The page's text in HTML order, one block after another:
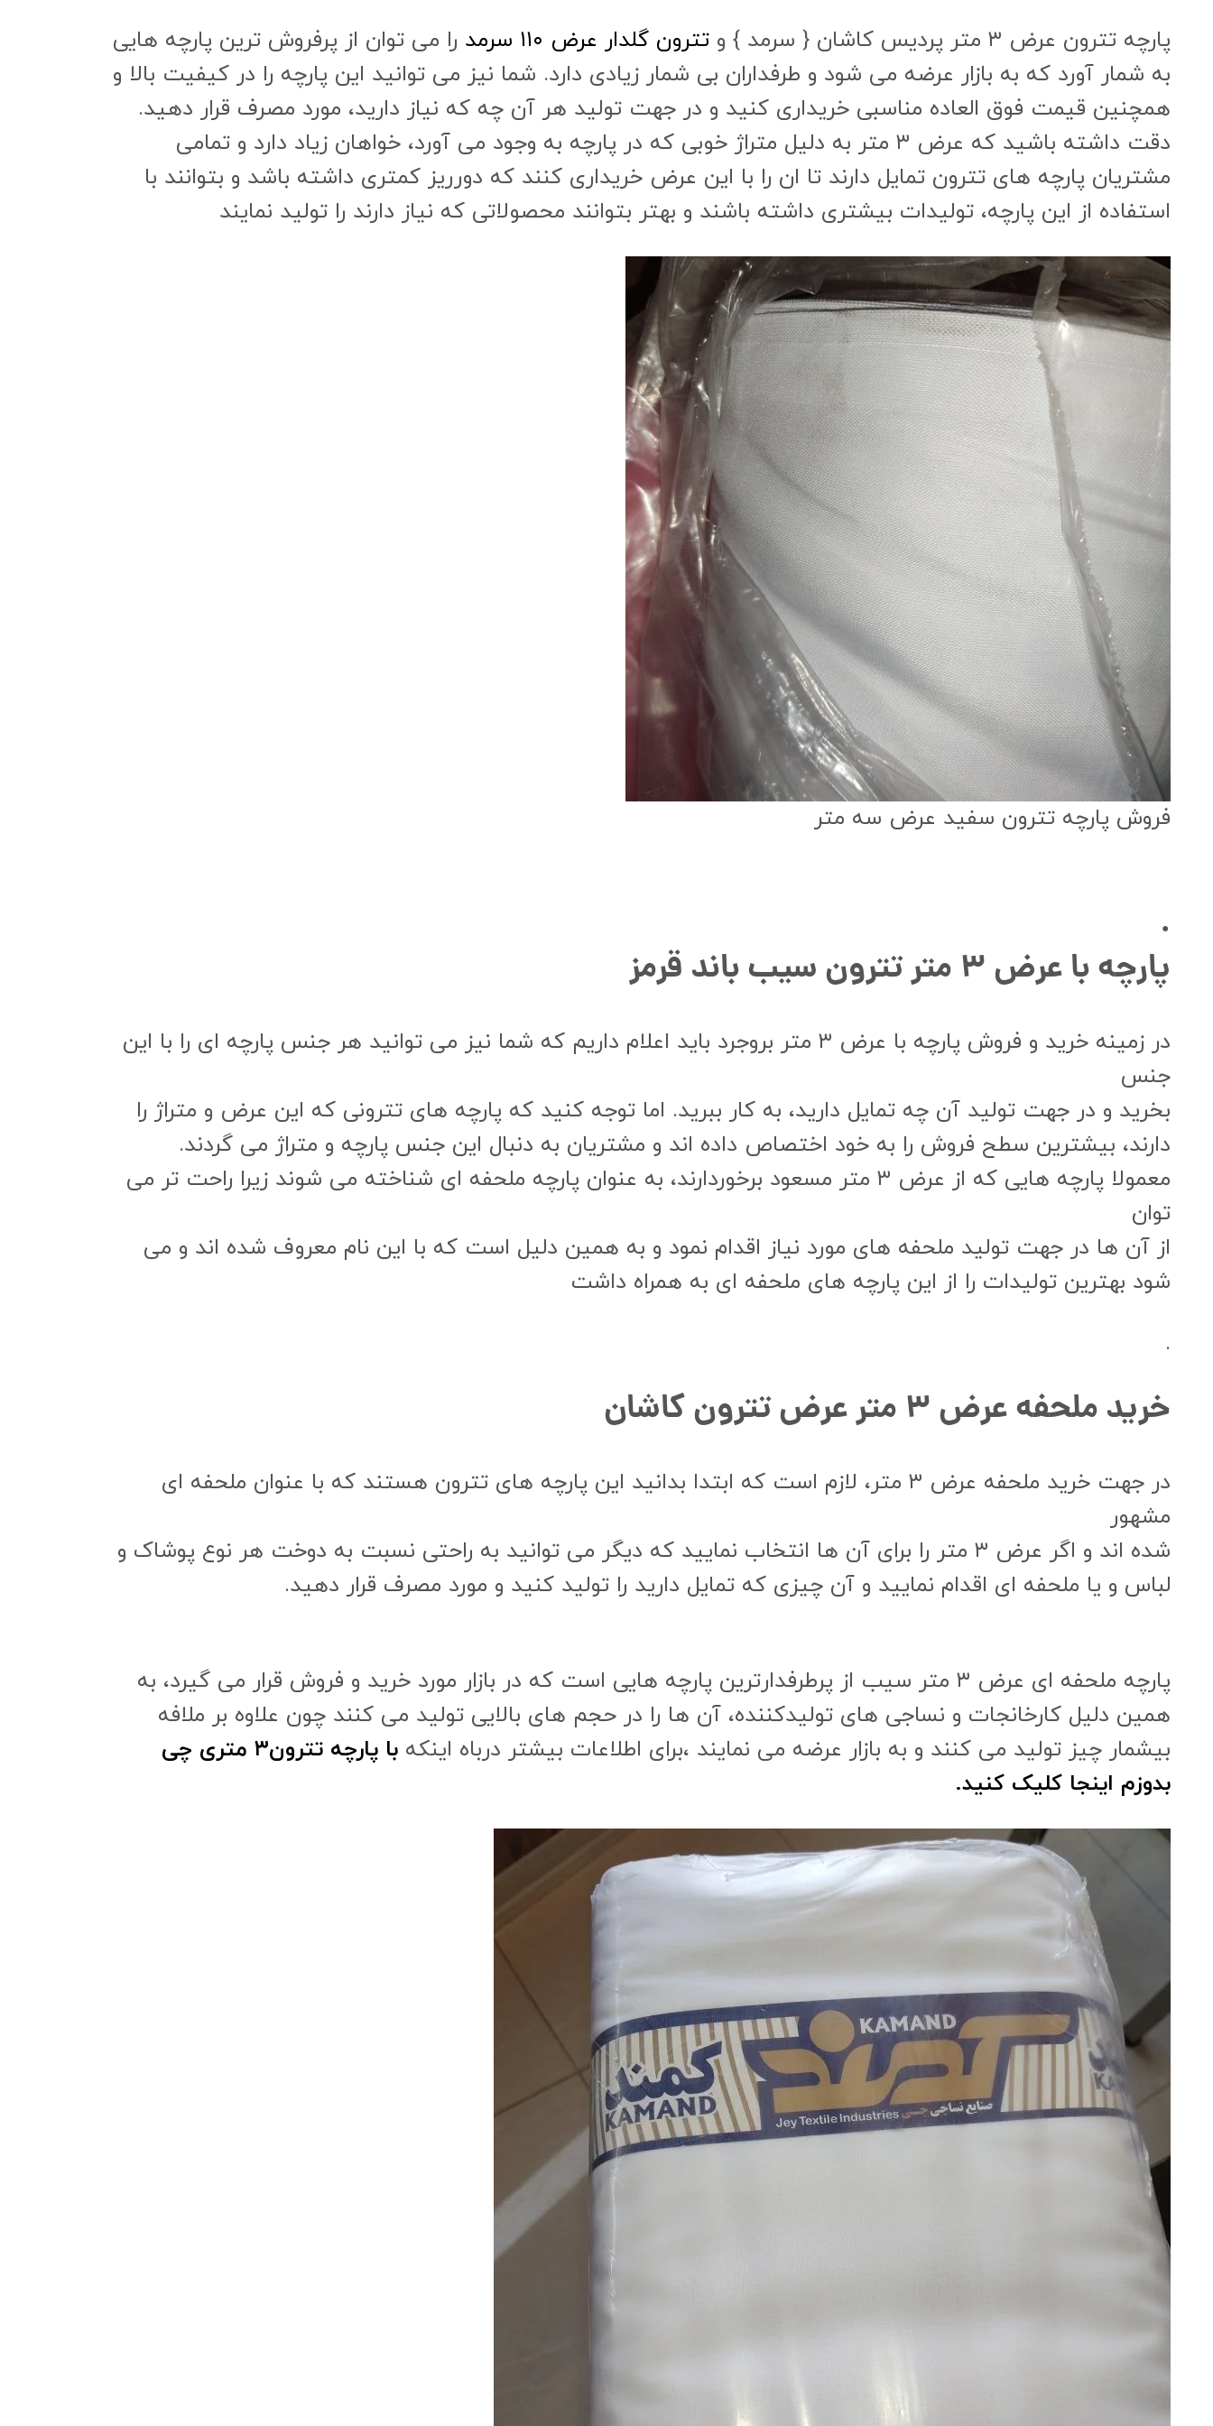
پارچه تترون عرض ۳ متر پردیس کاشان { سرمد } و تترون گلدار عرض ۱۱۰ سرمد
را می توان از پرفروش ترین پارچه هایی
به شمار آورد که به بازار عرضه می شود و طرفداران بی شمار زیادی دارد. شما نیز می توانید این پارچه را در کیفیت بالا و
همچنین قیمت فوق العاده مناسبی خریداری کنید و در جهت تولید هر آن چه که نیاز دارید، مورد مصرف قرار دهید.
دقت داشته باشید که عرض ۳ متر به دلیل متراژ خوبی که در پارچه به وجود می آورد، خواهان زیاد دارد و تمامی
مشتریان پارچه های تترون تمایل دارند تا ان را با این عرض خریداری کنند که دورریز کمتری داشته باشد و بتوانند با
استفاده از این پارچه، تولیدات بیشتری داشته باشند و بهتر بتوانند محصولاتی که نیاز دارند را تولید نمایند
فروش پارچه تترون سفید عرض سه متر
.
پارچه با عرض ۳ متر تترون سیب باند قرمز
در زمینه خرید و فروش پارچه با عرض ۳ متر بروجرد باید اعلام داریم که شما نیز می توانید هر جنس پارچه ای را با این
جنس
بخرید و در جهت تولید آن چه تمایل دارید، به کار ببرید. اما توجه کنید که پارچه های تترونی که این عرض و متراژ را
دارند، بیشترین سطح فروش را به خود اختصاص داده اند و مشتریان به دنبال این جنس پارچه و متراژ می گردند.
معمولا پارچه هایی که از عرض ۳ متر مسعود برخوردارند، به عنوان پارچه ملحفه ای شناخته می شوند زیرا راحت تر می
توان
از آن ها در جهت تولید ملحفه های مورد نیاز اقدام نمود و به همین دلیل است که با این نام معروف شده اند و می
شود بهترین تولیدات را از این پارچه های ملحفه ای به همراه داشت
.
خرید ملحفه عرض ۳ متر عرض تترون کاشان
در جهت خرید ملحفه عرض ۳ متر، لازم است که ابتدا بدانید این پارچه های تترون هستند که با عنوان ملحفه ای
مشهور
شده اند و اگر عرض ۳ متر را برای آن ها انتخاب نمایید که دیگر می توانید به راحتی نسبت به دوخت هر نوع پوشاک و
لباس و یا ملحفه ای اقدام نمایید و آن چیزی که تمایل دارید را تولید کنید و مورد مصرف قرار دهید.
پارچه ملحفه ای عرض ۳ متر سیب از پرطرفدارترین پارچه هایی است که در بازار مورد خرید و فروش قرار می گیرد، به
همین دلیل کارخانجات و نساجی های تولیدکننده، آن ها را در حجم های بالایی تولید می کنند چون علاوه بر ملافه
بیشمار چیز تولید می کنند و به بازار عرضه می نمایند ،برای اطلاعات بیشتر درباه اینکه
با پارچه تترون۳ متری چی
بدوزم اینجا کلیک کنید.